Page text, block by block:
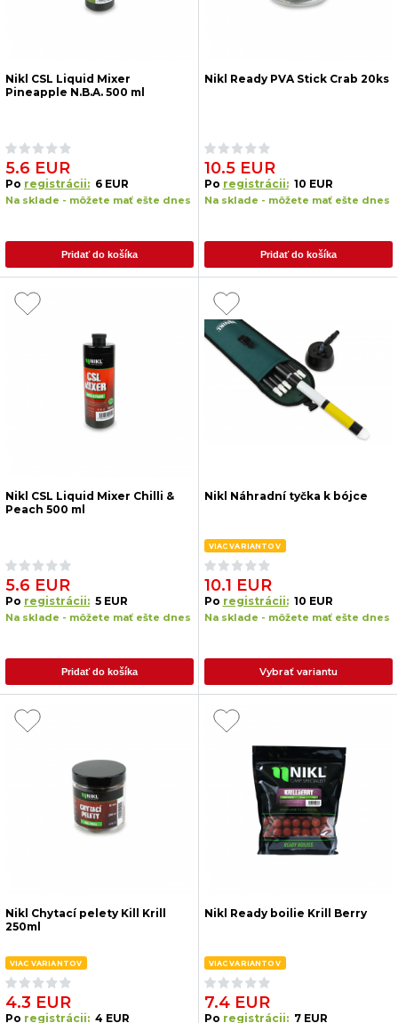
Nikl CSL Liquid Mixer
Pineapple N.B.A. 500 ml
5.6 EUR
Po registrácii: 6 EUR
Na sklade - môžete mať ešte dnes
Pridať do košíka
Nikl Ready PVA Stick Crab 20ks
10.5 EUR
Po registrácii: 10 EUR
Na sklade - môžete mať ešte dnes
Pridať do košíka
Nikl CSL Liquid Mixer Chilli &
Peach 500 ml
5.6 EUR
Po registrácii: 5 EUR
Na sklade - môžete mať ešte dnes
Pridať do košíka
Nikl Náhradní tyčka k bójce
VIAC VARIANTOV
10.1 EUR
Po registrácii: 10 EUR
Na sklade - môžete mať ešte dnes
Vybrať variantu
Nikl Chytací pelety Kill Krill
250ml
VIAC VARIANTOV
4.3 EUR
Po registrácii: 4 EUR
Nikl Ready boilie Krill Berry
VIAC VARIANTOV
7.4 EUR
Po registrácii: 7 EUR